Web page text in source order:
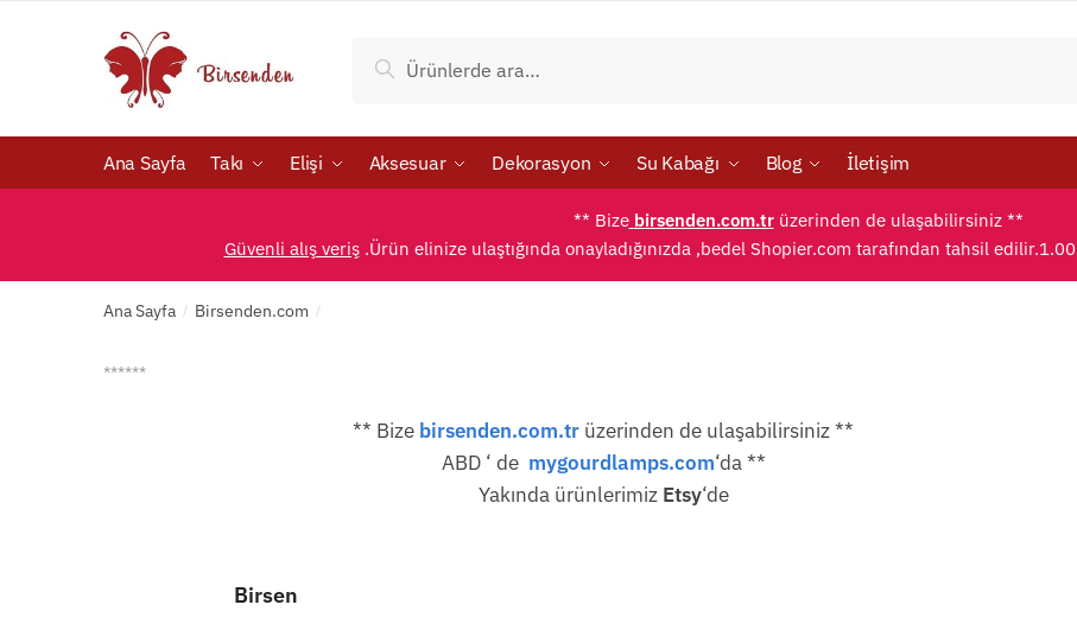
Ara
Ana Sayfa Takı Elişi Aksesuar Dekorasyon Su Kabağı Blog İletişim
** Bize birsenden.com.trüzerinden de ulaşabilirsiniz **
Güvenli alış veriş.Ürün elinize ulaştığında onayladığınızda ,bedel Shopier.com tarafından tahsil
Ana Sayfa / Birsenden.com /
******
** Bize birsenden.com.tr üzerinden de ulaşabilirsiniz **
ABD ‘ de mygourdlamps.com‘da **
Yakında ürünlerimiz Etsy‘de
Birsen